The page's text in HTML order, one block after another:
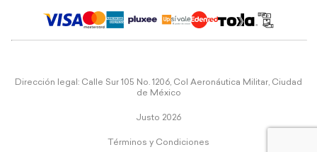
Dirección legal: Calle Sur 105 No. 1206, Col Aeronáutica Militar, Ciudad
de México
Justo 2026
Términos y Condiciones